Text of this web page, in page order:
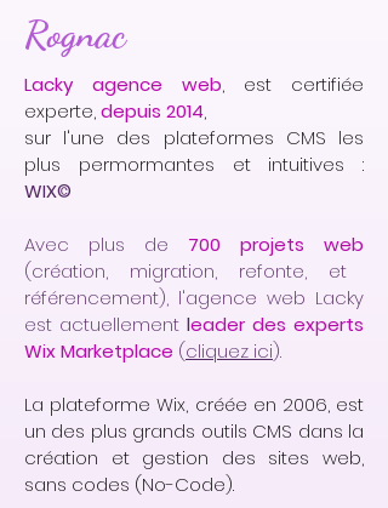
Rognac
Lacky agence web, est certifiée
experte,depuis 2014,
sur l'une des plateformes CMS les
plus permormantes et intuitives :
WIX©
Avec plus de
700 projets web
(création, migration, refonte, et
référencement), l'agence web Lacky
est actuellement leader des experts
Wix Marketplace (cliquez ici).
La plateforme Wix, créée en 2006, est
un des plus grands outils CMS dans la
création et gestion des sites web,
sans codes (No-Code).